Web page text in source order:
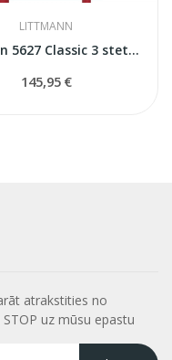
LITTMANN
Littmann 5627 Classic 3 stetoskops
145,95 €
atrakstities no
uz mūsu epastu